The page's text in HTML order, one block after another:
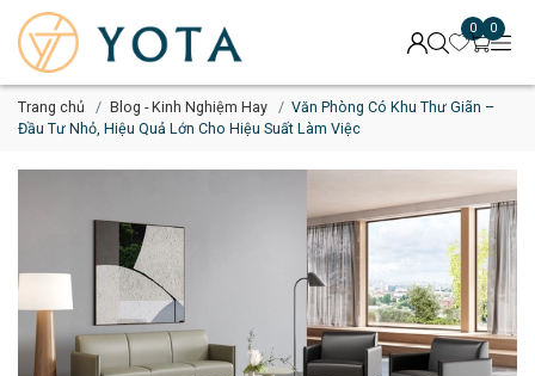
0 0
Trang chủ Blog - Kinh Nghiệm Hay
Văn Phòng Có Khu Thư Giãn –
Đầu Tư Nhỏ, Hiệu Quả Lớn Cho Hiệu Suất Làm Việc